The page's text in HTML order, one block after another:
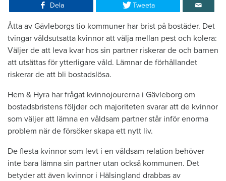
Dela Tweeta
Åtta av Gävleborgs tio kommuner har brist på bostäder. Det
tvin­gar våldsutsatta kvinnor att välja mellan pest och kolera:
Väljer de att leva kvar hos sin partner riskerar de och barnen
att utsättas för ytterligare våld. Lämnar de förhållandet
riskerar de att bli bostadslösa.
Hem & Hyra har frågat kvinnojourer­na i Gävleborg om
bostadsbristens följder och majoriteten svarar att de kvinnor
som väljer att lämna en våldsam partner står inför enorma
problem när de försöker skapa ett nytt liv.
De flesta kvinnor som levt i en våldsam relation behöver
inte bara lämna sin partner utan också kommunen. Det
betyder att även kvinnor i Hälsingland drabbas av